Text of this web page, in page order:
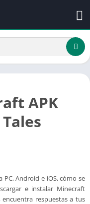
APK
Android e iOS, cómo se
e instalar Minecraft
encuentra respuestas a tus